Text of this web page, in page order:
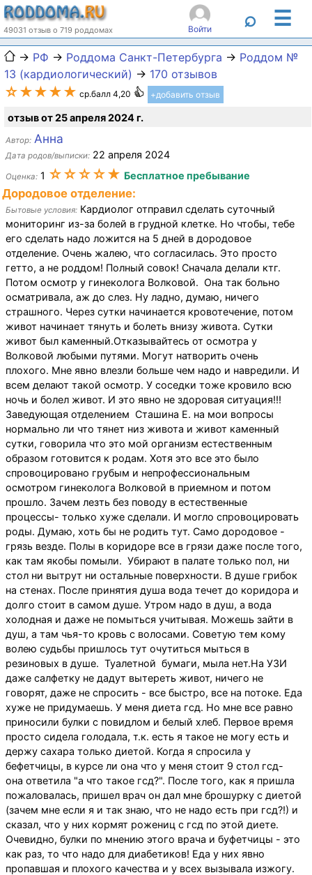
49031 отзыв о 719 роддомах Войти ⌕ ☰
→ РФ → Роддома Санкт-Петербурга → Роддом №
13 (кардиологический) → 170 отзывов
☆★★★★ ср.балл 4,20 +добавить отзыв
отзыв от 25 апреля 2024 г.
Автор: Анна
Дата родов/выписки: 22 апреля 2024
Оценка: 1 ☆☆☆☆★ Бесплатное пребывание
Дородовое отделение:
Бытовые условия: Кардиолог отправил сделать суточный
мониторинг из-за болей в грудной клетке. Но чтобы, тебе
его сделать надо ложится на 5 дней в дородовое
отделение. Очень жалею, что согласилась. Это просто
гетто, а не роддом! Полный совок! Сначала делали ктг.
Потом осмотр у гинеколога Волковой. Она так больно
осматривала, аж до слез. Ну ладно, думаю, ничего
страшного. Через сутки начинается кровотечение, потом
живот начинает тянуть и болеть внизу живота. Сутки
живот был каменный.Отказывайтесь от осмотра у
Волковой любыми путями. Могут натворить очень
плохого. Мне явно влезли больше чем надо и навредили. И
всем делают такой осмотр. У соседки тоже кровило всю
ночь и болел живот. И это явно не здоровая ситуация!!!
Заведующая отделением Сташина Е. на мои вопросы
нормально ли что тянет низ живота и живот каменный
сутки, говорила что это мой организм естественным
образом готовится к родам. Хотя это все это было
спровоцировано грубым и непрофессиональным
осмотром гинеколога Волковой в приемном и потом
прошло. Зачем лезть без поводу в естественные
процессы- только хуже сделали. И могло спровоцировать
роды. Думаю, хоть бы не родить тут. Само дородовое -
грязь везде. Полы в коридоре все в грязи даже после того,
как там якобы помыли. Убирают в палате только пол, ни
стол ни вытрут ни остальные поверхности. В душе грибок
на стенах. После принятия душа вода течет до коридора и
долго стоит в самом душе. Утром надо в душ, а вода
холодная и даже не помыться учитывая. Можешь зайти в
душ, а там чья-то кровь с волосами. Советую тем кому
волею судьбы пришлось тут очутиться мыться в
резиновых в душе. Туалетной бумаги, мыла нет.На УЗИ
даже салфетку не дадут вытереть живот, ничего не
говорят, даже не спросить - все быстро, все на потоке. Еда
хуже не придумаешь. У меня диета гсд. Но мне все равно
приносили булки с повидлом и белый хлеб. Первое время
просто сидела голодала, т.к. есть я такое не могу есть и
держу сахара только диетой. Когда я спросила у
бефетчицы, в курсе ли она что у меня стоит 9 стол гсд-
она ответила "а что такое гсд?". После того, как я пришла
пожаловалась, пришел врач он дал мне брошурку с диетой
(зачем мне если я и так знаю, что не надо есть при гсд?!) и
сказал, что у них кормят рожениц с гсд по этой диете.
Очевидно, булки по мнению этого врача и буфетчицы - это
как раз, то что надо для диабетиков! Еда у них явно
пропавшая и плохого качества и у всех вызывала изжогу.